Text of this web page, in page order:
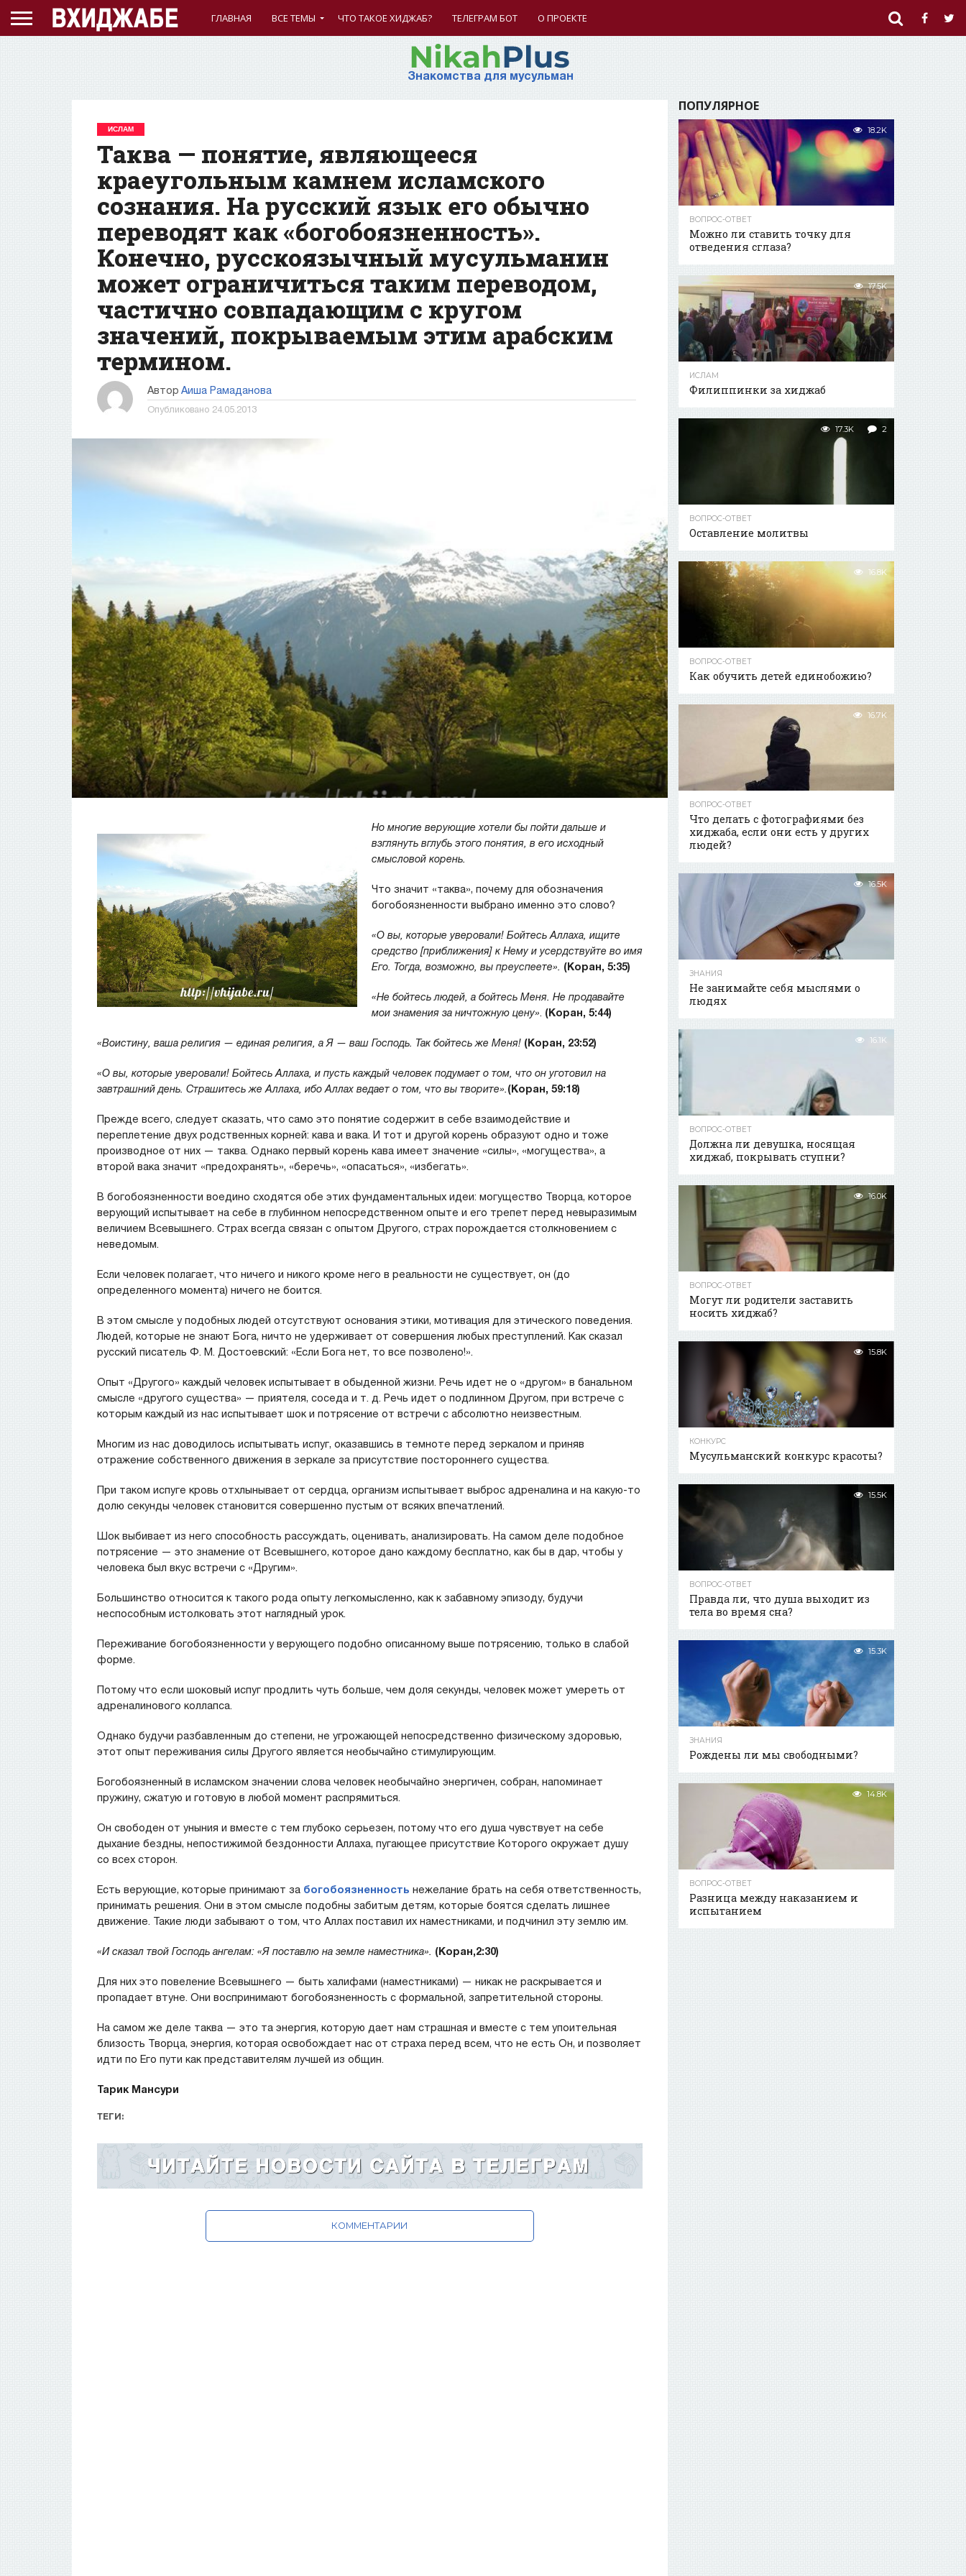
ГЛАВНАЯ ВСЕ ТЕМЫ ЧТО ТАКОЕ ХИДЖАБ? ТЕЛЕГРАМ БОТ О ПРОЕКТЕ
Знакомства для мусульман
ИСЛАМ
Таква — понятие, являющееся
краеугольным камнем исламского
сознания. На русский язык его обычно
переводят как «богобоязненность».
Конечно, русскоязычный мусульманин
может ограничиться таким переводом,
частично совпадающим с кругом
значений, покрываемым этим арабским
термином.
Автор Аиша Рамаданова
Опубликовано 24.05.2013
Но многие верующие хотели бы пойти дальше и
взглянуть вглубь этого понятия, в его исходный
смысловой корень.
Что значит «таква», почему для обозначения
богобоязненности выбрано именно это слово?
«О вы, которые уверовали! Бойтесь Аллаха, ищите
средство [приближения] к Нему и усердствуйте во имя
Его. Тогда, возможно, вы преуспеете». (Коран, 5:35)
«Не бойтесь людей, а бойтесь Меня. Не продавайте
мои знамения за ничтожную цену». (Коран, 5:44)
«Воистину, ваша религия — единая религия, а Я — ваш Господь. Так бойтесь же Меня! (Коран, 23:52)
«О вы, которые уверовали! Бойтесь Аллаха, и пусть каждый человек подумает о том, что он уготовил на
завтрашний день. Страшитесь же Аллаха, ибо Аллах ведает о том, что вы творите».(Коран, 59:18)
Прежде всего, следует сказать, что само это понятие содержит в себе взаимодействие и
переплетение двух родственных корней: кава и вака. И тот и другой корень образуют одно и тоже
производное от них — таква. Однако первый корень кава имеет значение «силы», «могущества», а
второй вака значит «предохранять», «беречь», «опасаться», «избегать».
В богобоязненности воедино сходятся обе этих фундаментальных идеи: могущество Творца, которое
верующий испытывает на себе в глубинном непосредственном опыте и его трепет перед невыразимым
величием Всевышнего. Страх всегда связан с опытом Другого, страх порождается столкновением с
неведомым.
Если человек полагает, что ничего и никого кроме него в реальности не существует, он (до
определенного момента) ничего не боится.
В этом смысле у подобных людей отсутствуют основания этики, мотивация для этического поведения.
Людей, которые не знают Бога, ничто не удерживает от совершения любых преступлений. Как сказал
русский писатель Ф. М. Достоевский: «Если Бога нет, то все позволено!».
Опыт «Другого» каждый человек испытывает в обыденной жизни. Речь идет не о «другом» в банальном
смысле «другого существа» — приятеля, соседа и т. д. Речь идет о подлинном Другом, при встрече с
которым каждый из нас испытывает шок и потрясение от встречи с абсолютно неизвестным.
Многим из нас доводилось испытывать испуг, оказавшись в темноте перед зеркалом и приняв
отражение собственного движения в зеркале за присутствие постороннего существа.
При таком испуге кровь отхлынывает от сердца, организм испытывает выброс адреналина и на какую-то
долю секунды человек становится совершенно пустым от всяких впечатлений.
Шок выбивает из него способность рассуждать, оценивать, анализировать. На самом деле подобное
потрясение — это знамение от Всевышнего, которое дано каждому бесплатно, как бы в дар, чтобы у
человека был вкус встречи с «Другим».
Большинство относится к такого рода опыту легкомысленно, как к забавному эпизоду, будучи
неспособным истолковать этот наглядный урок.
Переживание богобоязненности у верующего подобно описанному выше потрясению, только в слабой
форме.
Потому что если шоковый испуг продлить чуть больше, чем доля секунды, человек может умереть от
адреналинового коллапса.
Однако будучи разбавленным до степени, не угрожающей непосредственно физическому здоровью,
этот опыт переживания силы Другого является необычайно стимулирующим.
Богобоязненный в исламском значении слова человек необычайно энергичен, собран, напоминает
пружину, сжатую и готовую в любой момент распрямиться.
Он свободен от уныния и вместе с тем глубоко серьезен, потому что его душа чувствует на себе
дыхание бездны, непостижимой бездонности Аллаха, пугающее присутствие Которого окружает душу
со всех сторон.
Есть верующие, которые принимают за богобоязненность нежелание брать на себя ответственность,
принимать решения. Они в этом смысле подобны забитым детям, которые боятся сделать лишнее
движение. Такие люди забывают о том, что Аллах поставил их наместниками, и подчинил эту землю им.
«И сказал твой Господь ангелам: «Я поставлю на земле наместника». (Коран,2:30)
Для них это повеление Всевышнего — быть халифами (наместниками) — никак не раскрывается и
пропадает втуне. Они воспринимают богобоязненность с формальной, запретительной стороны.
На самом же деле таква — это та энергия, которую дает нам страшная и вместе с тем упоительная
близость Творца, энергия, которая освобождает нас от страха перед всем, что не есть Он, и позволяет
идти по Его пути как представителям лучшей из общин.
Тарик Мансури
ТЕГИ:
КОММЕНТАРИИ
ПОПУЛЯРНОЕ
18.2K
ВОПРОС-ОТВЕТ
Можно ли ставить точку для
отведения сглаза?
17.5K
ИСЛАМ
Филиппинки за хиджаб
17.3K 2
ВОПРОС-ОТВЕТ
Оставление молитвы
16.8K
ВОПРОС-ОТВЕТ
Как обучить детей единобожию?
16.7K
ВОПРОС-ОТВЕТ
Что делать с фотографиями без
хиджаба, если они есть у других
людей?
16.5K
ЗНАНИЯ
Не занимайте себя мыслями о
людях
16.1K
ВОПРОС-ОТВЕТ
Должна ли девушка, носящая
хиджаб, покрывать ступни?
16.0K
ВОПРОС-ОТВЕТ
Могут ли родители заставить
носить хиджаб?
15.8K
КОНКУРС
Мусульманский конкурс красоты?
15.5K
ВОПРОС-ОТВЕТ
Правда ли, что душа выходит из
тела во время сна?
15.3K
ЗНАНИЯ
Рождены ли мы свободными?
14.8K
ВОПРОС-ОТВЕТ
Разница между наказанием и
испытанием